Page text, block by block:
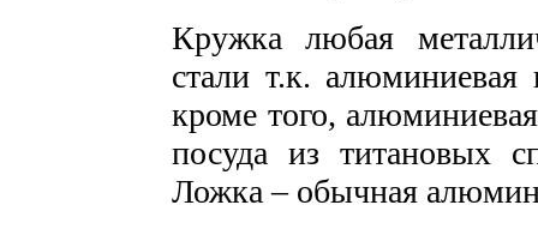
Кружка любая
стали т.к.
кроме того,
посуда из титановых
Ложка – обычная